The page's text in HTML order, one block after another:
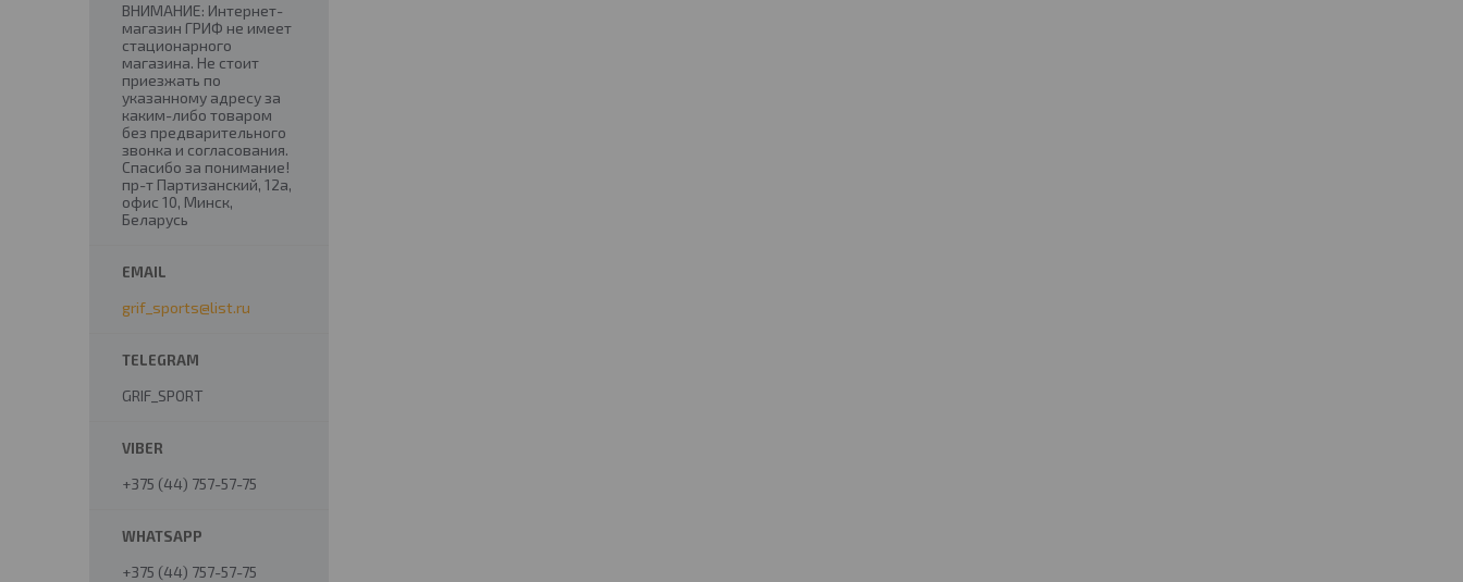
ВНИМАНИЕ: Интернет-
магазин ГРИФ не имеет
стационарного
магазина. Не стоит
приезжать по
указанному адресу за
каким-либо товаром
без предварительного
звонка и согласования.
Спасибо за понимание!
пр-т Партизанский, 12а,
офис 10, Минск,
Беларусь
grif_sports@list.ru
GRIF_SPORT
+375 (44) 757-57-75
+375 (44) 757-57-75